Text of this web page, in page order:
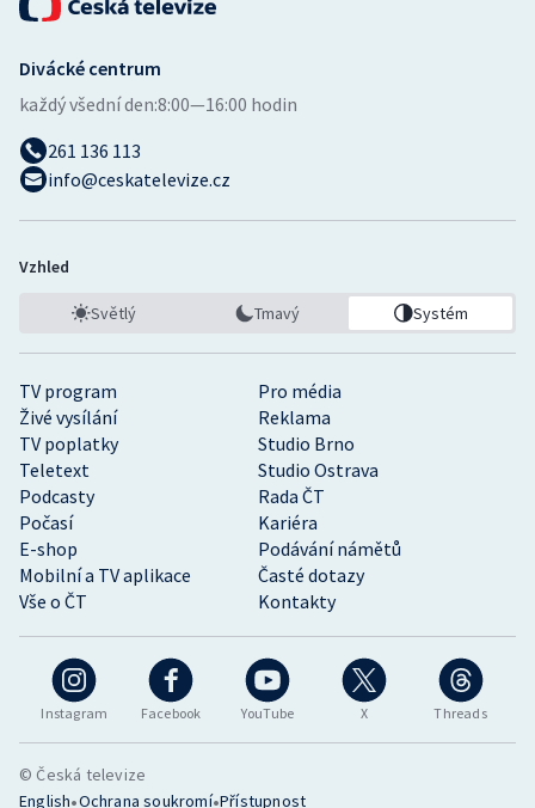
Instagram Facebook YouTube X Threads
TV program
Pro média
Živé vysílání
Reklama
TV poplatky
Studio Brno
Teletext
Studio Ostrava
Podcasty
Rada ČT
Počasí
Kariéra
E-shop
Podávání námětů
Mobilní a TV aplikace
Časté dotazy
Vše o ČT
Kontakty
Divácké centrum
každý všední den:8:00—16:00 hodin
261 136 113
info@ceskatelevize.cz
Vzhled
Světlý Tmavý Systém
© Česká televize
English•Ochrana soukromí•Přístupnost